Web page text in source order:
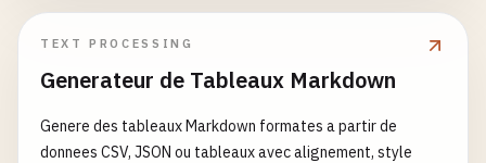
TEXT PROCESSING
Generateur de Tableaux Markdown
Genere des tableaux Markdown formates a partir de
donnees CSV, JSON ou tableaux avec alignement, style